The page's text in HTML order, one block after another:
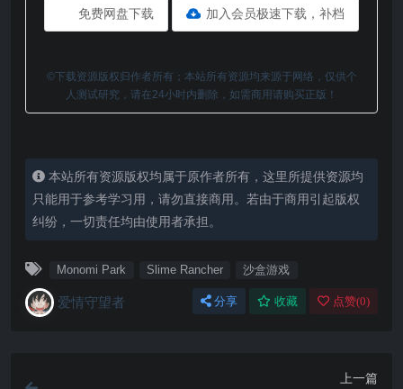
免费网盘下载 加入会员极速下载，补档
©下载资源版权归作者所有；本站所有资源均来源于网络，仅供个
人测试研究，请在24小时内删除，如需商用请购买正版！
本站所有资源版权均属于原作者所有，这里所提供资源均
只能用于参考学习用，请勿直接商用。若由于商用引起版权
纠纷，一切责任均由使用者承担。
Monomi Park Slime Rancher 沙盒游戏
爱情守望者 分享 收藏 点赞(0)
上一篇